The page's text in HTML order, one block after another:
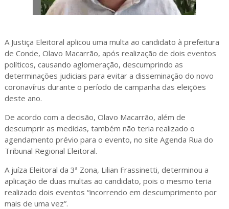
A Justiça Eleitoral aplicou uma multa ao candidato à prefeitura
de Conde, Olavo Macarrão, após realização de dois eventos
políticos, causando aglomeração, descumprindo as
determinações judiciais para evitar a disseminação do novo
coronavírus durante o período de campanha das eleições
deste ano.
De acordo com a decisão, Olavo Macarrão, além de
descumprir as medidas, também não teria realizado o
agendamento prévio para o evento, no site Agenda Rua do
Tribunal Regional Eleitoral.
A juíza Eleitoral da 3ª Zona, Lilian Frassinetti, determinou a
aplicação de duas multas ao candidato, pois o mesmo teria
realizado dois eventos “incorrendo em descumprimento por
mais de uma vez”.